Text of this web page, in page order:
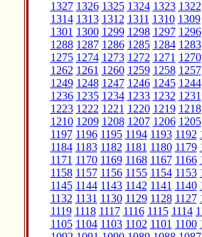
1327 1326 1325 1324 1323 1322
1314 1313 1312 1311 1310 1309
1301 1300 1299 1298 1297 1296
1288 1287 1286 1285 1284 1283
1275 1274 1273 1272 1271 1270
1262 1261 1260 1259 1258 1257
1249 1248 1247 1246 1245 1244
1236 1235 1234 1233 1232 1231
1223 1222 1221 1220 1219 1218
1210 1209 1208 1207 1206 1205
1197 1196 1195 1194 1193 1192
1184 1183 1182 1181 1180 1179
1171 1170 1169 1168 1167 1166
1158 1157 1156 1155 1154 1153
1145 1144 1143 1142 1141 1140
1132 1131 1130 1129 1128 1127
1119 1118 1117 1116 1115 1114
1105 1104 1103 1102 1101 1100